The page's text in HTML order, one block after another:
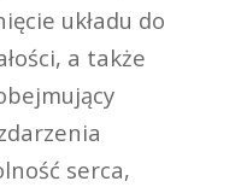
układu do
a także
serca,